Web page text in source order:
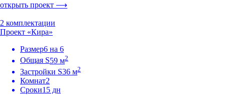
открыть проект ⟶
2 комплектации
Проект «Кира»
Размер6 на 6
Общая S59 м2
Застройки S36 м2
Комнат2
Сроки15 дн